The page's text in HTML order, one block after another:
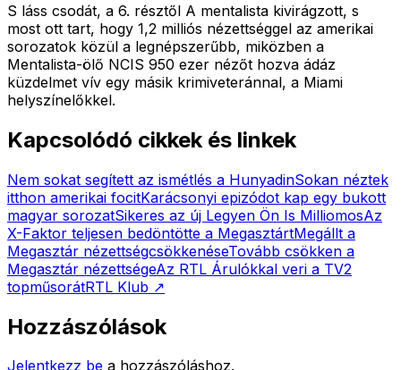
S láss csodát, a 6. résztől A mentalista kivirágzott, s
most ott tart, hogy 1,2 milliós nézettséggel az amerikai
sorozatok közül a legnépszerűbb, miközben a
Mentalista-ölő NCIS 950 ezer nézőt hozva ádáz
küzdelmet vív egy másik krimiveteránnal, a Miami
helyszínelőkkel.
Kapcsolódó cikkek és linkek
Nem sokat segített az ismétlés a HunyadinSokan néztek
itthon amerikai focitKarácsonyi epizódot kap egy bukott
magyar sorozatSikeres az új Legyen Ön Is MilliomosAz
X-Faktor teljesen bedöntötte a MegasztártMegállt a
Megasztár nézettségcsökkenéseTovább csökken a
Megasztár nézettségeAz RTL Árulókkal veri a TV2
topműsorátRTL Klub ↗
Hozzászólások
Jelentkezz be a hozzászóláshoz.